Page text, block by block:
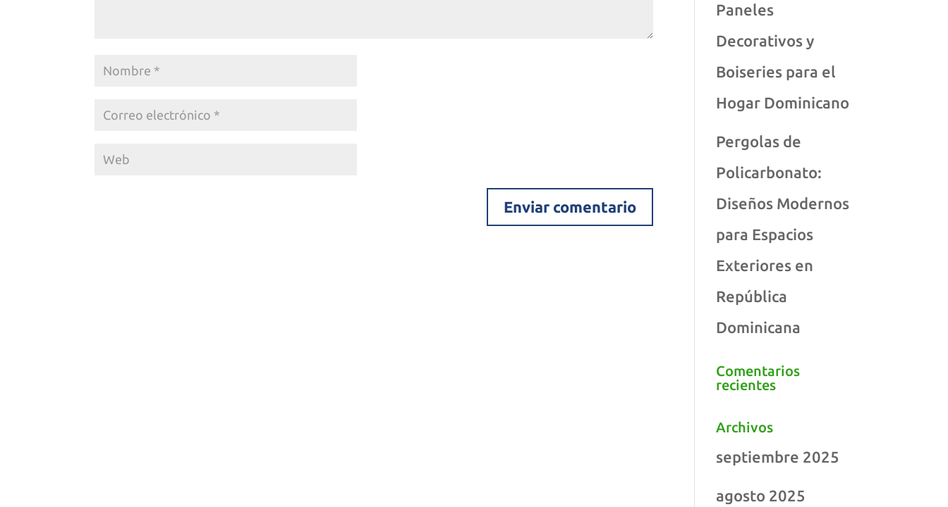
Paneles
Decorativos y
Boiseries para el
Hogar Dominicano
Pergolas de
Policarbonato:
Diseños Modernos
para Espacios
Exteriores en
República
Dominicana
Comentarios
recientes
Archivos
septiembre 2025
agosto 2025